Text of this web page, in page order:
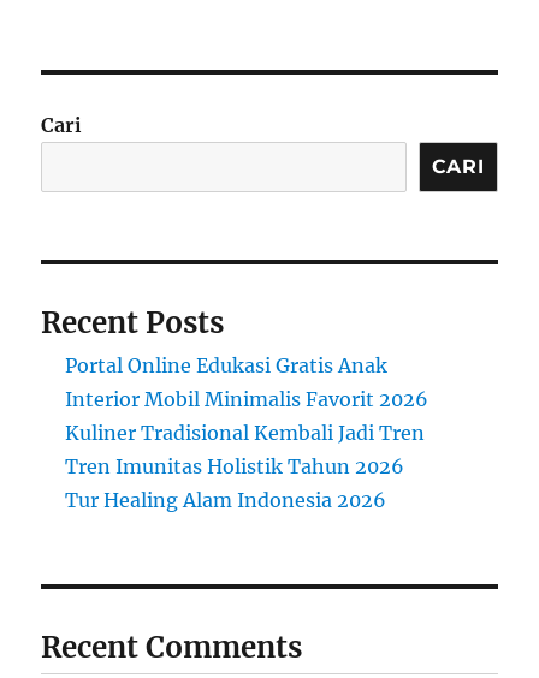
Malaysia
Singapura
Cari
CARI
Recent Posts
Portal Online Edukasi Gratis Anak
Interior Mobil Minimalis Favorit 2026
Kuliner Tradisional Kembali Jadi Tren
Tren Imunitas Holistik Tahun 2026
Tur Healing Alam Indonesia 2026
Recent Comments